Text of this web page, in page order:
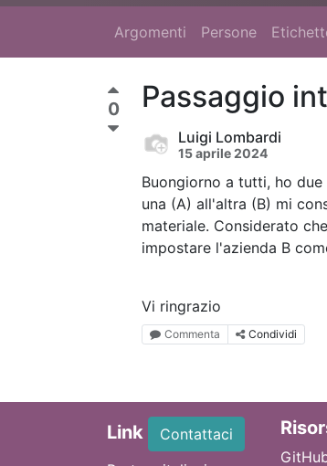
Argomenti Persone
0 Passaggio
Luigi Lombardi
15 aprile 2024
Buongiorno a tutti, ho
una (A) all'altra (B) mi
materiale. Considerato
impostare l'azienda B
Vi ringrazio
Commenta Condividi
Link
Contattaci
Ri